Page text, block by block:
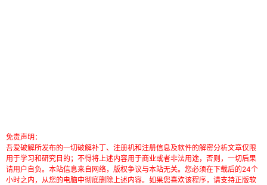
免责声明：
吾爱破解所发布的一切破解补丁、注册机和注册信息及软件的解密分析文章仅限
用于学习和研究目的；不得将上述内容用于商业或者非法用途，否则，一切后果
请用户自负。本站信息来自网络，版权争议与本站无关。您必须在下载后的24个
小时之内，从您的电脑中彻底删除上述内容。如果您喜欢该程序，请支持正版软